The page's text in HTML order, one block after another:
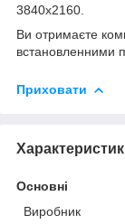
3840x2160.
Ви отримаєте
встановленними
Приховати
Основні
Виробник